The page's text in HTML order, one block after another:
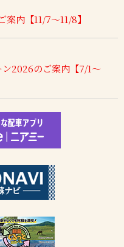
内【11/7～11/8】
2026のご案内【7/1～